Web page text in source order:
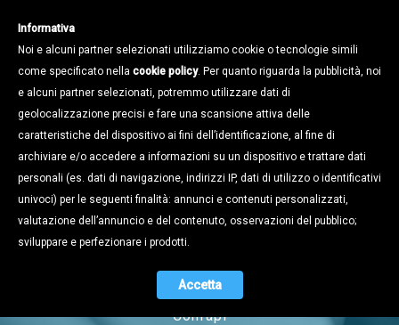
Notizie
Naviga tra i contenuti dell'universo
Confapi
Informativa
Noi e alcuni partner selezionati utilizziamo cookie o tecnologie simili
come specificato nella cookie policy. Per quanto riguarda la pubblicità, noi
e alcuni partner selezionati, potremmo utilizzare dati di
geolocalizzazione precisi e fare una scansione attiva delle
caratteristiche del dispositivo ai fini dell’identificazione, al fine di
archiviare e/o accedere a informazioni su un dispositivo e trattare dati
personali (es. dati di navigazione, indirizzi IP, dati di utilizzo o identificativi
univoci) per le seguenti finalità: annunci e contenuti personalizzati,
valutazione dell’annuncio e del contenuto, osservazioni del pubblico;
sviluppare e perfezionare i prodotti.
Accetta